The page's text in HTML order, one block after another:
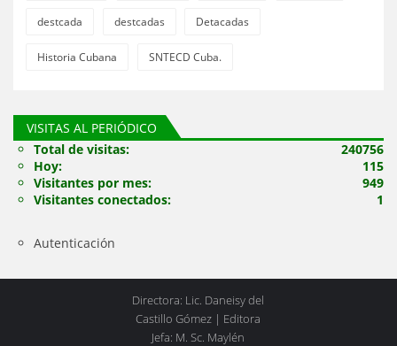
destcada destcadas Detacadas
Historia Cubana SNTECD Cuba.
VISITAS AL PERIÓDICO
240756
Total de visitas:
115
Hoy:
949
Visitantes por mes:
1
Visitantes conectados:
Autenticación
Directora: Lic. Daneisy del
Castillo Gómez | Editora
Jefa: M. Sc. Maylén